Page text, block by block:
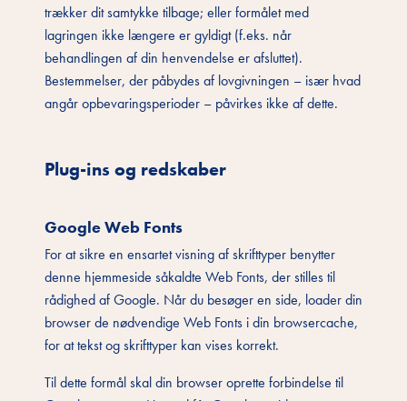
trækker dit samtykke tilbage; eller formålet med
lagringen ikke længere er gyldigt (f.eks. når
behandlingen af din henvendelse er afsluttet).
Bestemmelser, der påbydes af lovgivningen – især hvad
angår opbevaringsperioder – påvirkes ikke af dette.
Plug-ins og redskaber
Google Web Fonts
For at sikre en ensartet visning af skrifttyper benytter
denne hjemmeside såkaldte Web Fonts, der stilles til
rådighed af Google. Når du besøger en side, loader din
browser de nødvendige Web Fonts i din browsercache,
for at tekst og skrifttyper kan vises korrekt.
Til dette formål skal din browser oprette forbindelse til